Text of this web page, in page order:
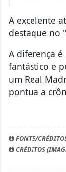
A excelente
destaque no
A diferença
fantástico e
um Real
pontua a
FONTE/
CRÉDITOS